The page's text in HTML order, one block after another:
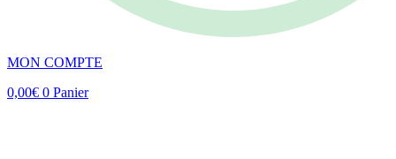
MON COMPTE
0,00€ 0 Panier